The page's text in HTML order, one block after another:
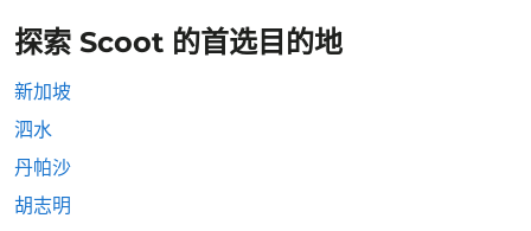
探索 Scoot 的首选目的地
新加坡
泗水
丹帕沙
胡志明